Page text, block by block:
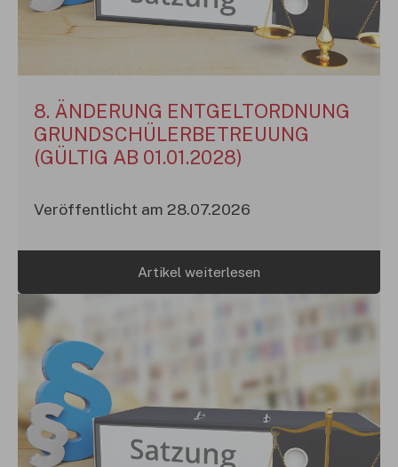
8. ÄNDERUNG ENTGELTORDNUNG
GRUNDSCHÜLERBETREUUNG
(GÜLTIG AB 01.01.2028)
Veröffentlicht am 28.07.2026
Artikel weiterlesen